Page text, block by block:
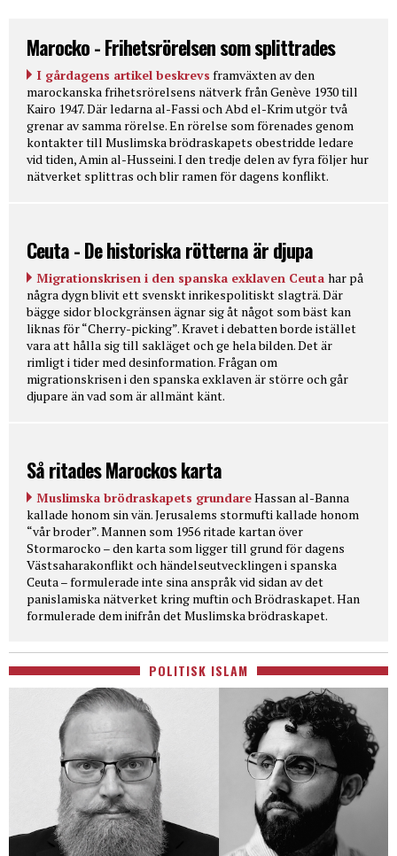
Marocko - Frihetsrörelsen som splittrades
I gårdagens artikel beskrevs framväxten av den
marockanska frihetsrörelsens nätverk från Genève 1930 till
Kairo 1947. Där ledarna al-Fassi och Abd el-Krim utgör två
grenar av samma rörelse. En rörelse som förenades genom
kontakter till Muslimska brödraskapets obestridde ledare
vid tiden, Amin al-Husseini. I den tredje delen av fyra följer hur
nätverket splittras och blir ramen för dagens konflikt.
Ceuta - De historiska rötterna är djupa
Migrationskrisen i den spanska exklaven Ceuta har på
några dygn blivit ett svenskt inrikespolitiskt slagträ. Där
bägge sidor blockgränsen ägnar sig åt något som bäst kan
liknas för “Cherry-picking”. Kravet i debatten borde istället
vara att hålla sig till sakläget och ge hela bilden. Det är
rimligt i tider med desinformation. Frågan om
migrationskrisen i den spanska exklaven är större och går
djupare än vad som är allmänt känt.
Så ritades Marockos karta
Muslimska brödraskapets grundareHassan al-Banna
kallade honom sin vän. Jerusalems stormufti kallade honom
“vår broder”. Mannen som 1956 ritade kartan över
Stormarocko – den karta som ligger till grund för dagens
Västsaharakonflikt och händelseutvecklingen i spanska
Ceuta – formulerade inte sina anspråk vid sidan av det
panislamiska nätverket kring muftin och Brödraskapet. Han
formulerade dem inifrån det Muslimska brödraskapet.
POLITISK ISLAM